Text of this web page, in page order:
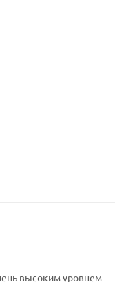
высоким уровнем